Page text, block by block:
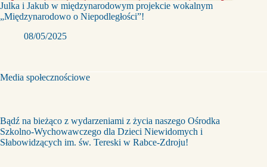
Julka i Jakub w międzynarodowym projekcie wokalnym
„Międzynarodowo o Niepodległości”!
08/05/2025
Media społecznościowe
Bądź na bieżąco z wydarzeniami z życia naszego Ośrodka
Szkolno-Wychowawczego dla Dzieci Niewidomych i
Słabowidzących im. św. Tereski w Rabce-Zdroju!